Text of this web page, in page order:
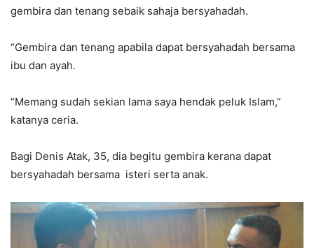
gembira dan tenang sebaik sahaja bersyahadah.
“Gembira dan tenang apabila dapat bersyahadah bersama
ibu dan ayah.
“Memang sudah sekian lama saya hendak peluk Islam,”
katanya ceria.
Bagi Denis Atak, 35, dia begitu gembira kerana dapat
bersyahadah bersama isteri serta anak.